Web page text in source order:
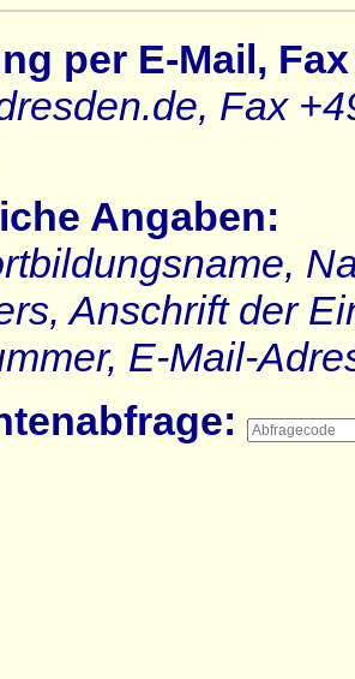
per E-Mail,
Fax
Angaben:
Anschrift der
E-Mail-